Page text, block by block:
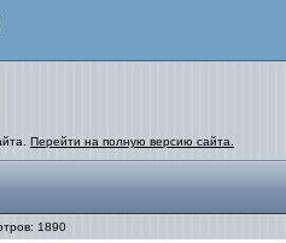
Перейти на полную версию сайта.
1890